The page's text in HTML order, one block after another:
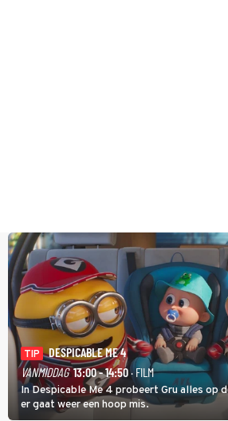
TIP
DESPICABLE ME 4
VANMIDDAG 13:00 - 14:50· FILM
In Despicable Me 4 probeert Gru alles op
er gaat weer een hoop mis.